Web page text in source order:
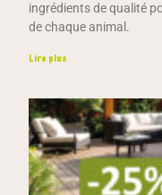
ingrédients de qualité
de chaque animal.
Lire plus